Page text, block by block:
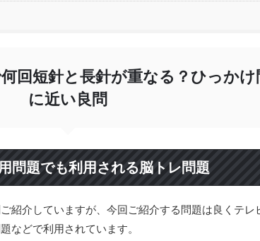
回短針と長針が重なる？ひっかけ
に近い良問
問題でも利用される脳トレ問題
紹介していますが、今回ご紹介する問題は良くテレ
などで利用されています。